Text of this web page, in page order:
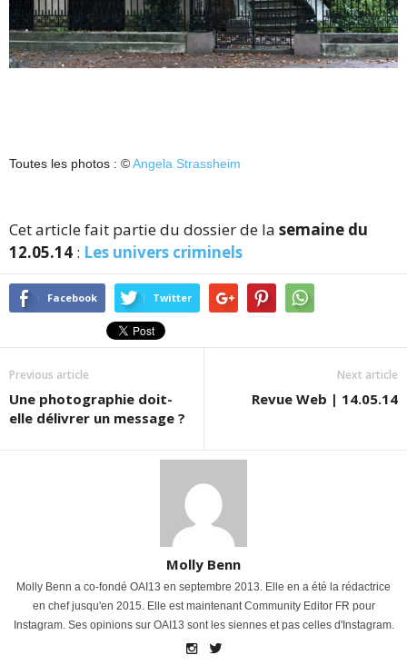
Toutes les photos : ©Angela Strassheim
Cet article fait partie du dossier de la semaine du
12.05.14 : Les univers criminels
Facebook Twitter
Previous article
Une photographie doit-
elle délivrer un message ?
Next article
Revue Web | 14.05.14
Molly Benn
Molly Benn a co-fondé OAI13 en septembre 2013. Elle en a été la rédactrice
en chef jusqu'en 2015. Elle est maintenant Community Editor FR pour
Instagram. Ses opinions sur OAI13 sont les siennes et pas celles d'Instagram.